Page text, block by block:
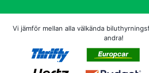
Vi jämför mellan alla välkända
andra!